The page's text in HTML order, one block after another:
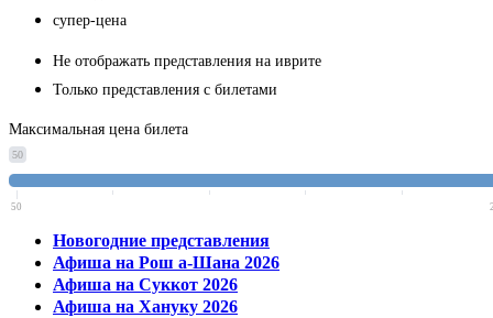
супер-цена
Не отображать представления на иврите
Только представления с билетами
Максимальная цена билета
50
50
Новогодние представления
Афиша на Рош а-Шана 2026
Афиша на Суккот 2026
Афиша на Хануку 2026